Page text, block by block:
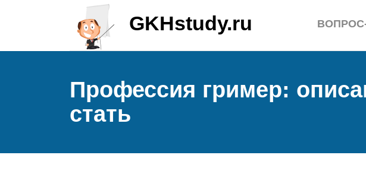
GKHstudy.ru
Профессия гример:
стать